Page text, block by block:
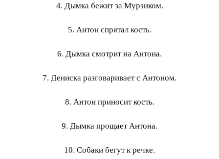
4. Дымка бежит за Мурзиком.
5. Антон спрятал кость.
6. Дымка смотрит на Антона.
7. Дениска разговаривает с Антоном.
8. Антон приносит кость.
9. Дымка прощает Антона.
10. Собаки бегут к речке.